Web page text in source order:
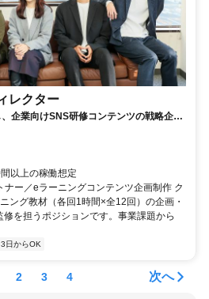
レクター
企業向けSNS研修コンテンツの戦略企
担う上流ポジションです。
以上の稼働想定
ナー／eラーニングコンテンツ企画制作 ク
ング教材（各回1時間×全12回）の企画・
を担うポジションです。事業課題から
日からOK
2 3 4 次へ